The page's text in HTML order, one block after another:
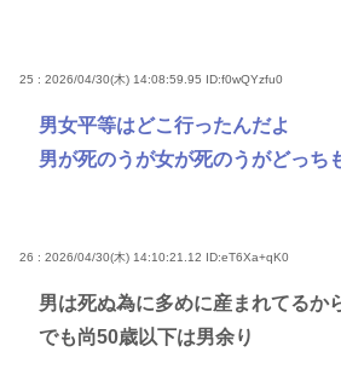
25 : 2026/04/30(木) 14:08:59.95 ID:f0wQYzfu0
男女平等はどこ行ったんだよ
男が死のうが女が死のうがどっち
26 : 2026/04/30(木) 14:10:21.12 ID:eT6Xa+qK0
男は死ぬ為に多めに産まれてるか
でも尚50歳以下は男余り